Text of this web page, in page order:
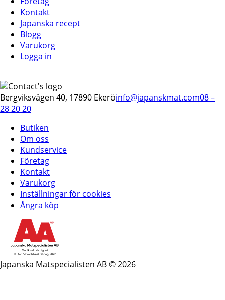
Kontakt
Japanska recept
Blogg
Varukorg
Logga in
Bergviksvägen 40, 17890 Ekeröinfo@japanskmat.com08 –
28 20 20
Butiken
Om oss
Kundservice
Företag
Kontakt
Varukorg
Inställningar för cookies
Ångra köp
Japanska Matspecialisten AB © 2026